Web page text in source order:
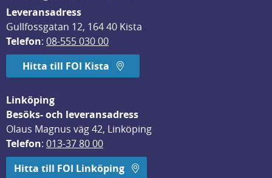
Leveransadress
Gullfossgatan 12, 164 40 Kista
Telefon: 08-555 030 00
Hitta till FOI Kista
Linköping
Besöks- och leveransadress
Olaus Magnus väg 42, Linköping
Telefon: 013-37 80 00
Hitta till FOI Linköping